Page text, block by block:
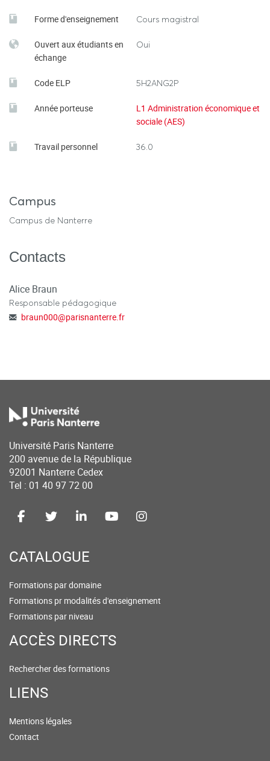
Forme d'enseignement Cours magistral
Ouvert aux étudiants en
échange
Oui
Code ELP 5H2ANG2P
Année porteuse
L1 Administration économique et
sociale (AES)
Travail personnel 36.0
Campus
Campus de Nanterre
Contacts
Alice Braun
Responsable pédagogique
braun000@parisnanterre.fr
Université Paris Nanterre
200 avenue de la République
92001 Nanterre Cedex
Tel : 01 40 97 72 00
CATALOGUE
Formations par domaine
Formations pr modalités d'enseignement
Formations par niveau
ACCÈS DIRECTS
Rechercher des formations
LIENS
Mentions légales
Contact